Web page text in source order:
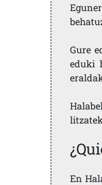
Gure
eduki
En